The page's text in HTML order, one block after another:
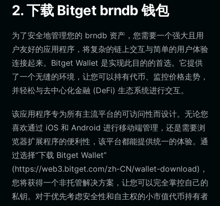
2. 下载 Bitget brndb 钱包
为了安全地管理您的 brndb 资产，您需要一个强大且用
户友好的应用程序，将复杂的链上交互与简单的用户体验
连接起来。Bitget Wallet 是实现此目的的首选。它提供
了一个无缝的环境，让您可以持有代币、监控价格走势，
并轻松与去中心化金融 (DeFi) 生态系统进行交互。
该应用程序专为所有主流平台的可访问性而设计。无论您
喜欢通过 iOS 和 Android 进行移动端管理，还是需要浏
览器扩展程序的便利性，该平台都能提供统一的体验。通
过选择“下载 Bitget Wallet”
(https://web3.bitget.com/zh-CN/wallet-download)，
您将获得一个非托管解决方案，让您可以完全掌控自己的
私钥。对于优先考虑安全性和自主权的小市值代币持有者